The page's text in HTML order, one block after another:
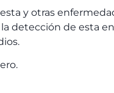
y otras
detección de esta